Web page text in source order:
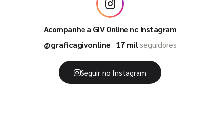
Acompanhe a GIV Online no Instagram
@graficagivonline
17 milseguidores
Seguir no Instagram